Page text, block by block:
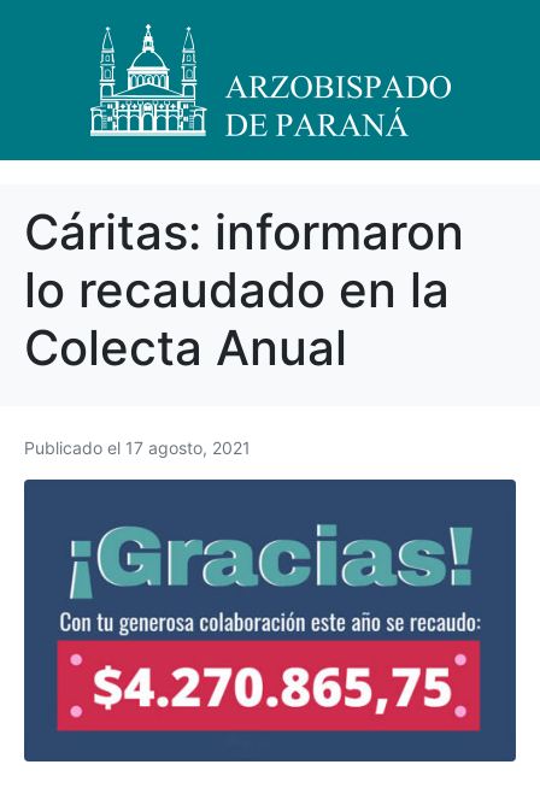
Cáritas: informaron
lo recaudado en la
Colecta Anual
Publicado el 17 agosto, 2021